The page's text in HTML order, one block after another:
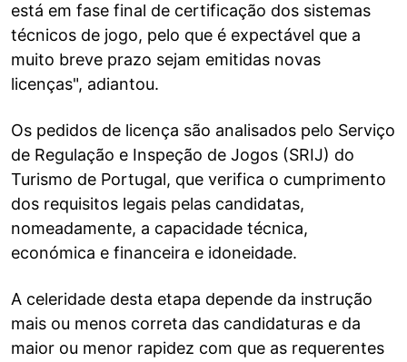
está em fase final de certificação dos sistemas
técnicos de jogo, pelo que é expectável que a
muito breve prazo sejam emitidas novas
licenças", adiantou.
Os pedidos de licença são analisados pelo Serviço
de Regulação e Inspeção de Jogos (SRIJ) do
Turismo de Portugal, que verifica o cumprimento
dos requisitos legais pelas candidatas,
nomeadamente, a capacidade técnica,
económica e financeira e idoneidade.
A celeridade desta etapa depende da instrução
mais ou menos correta das candidaturas e da
maior ou menor rapidez com que as requerentes